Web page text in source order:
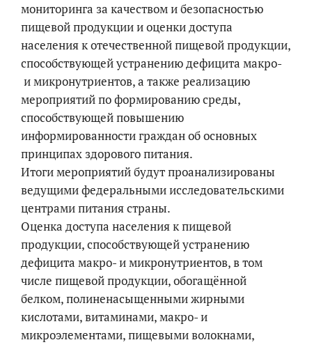
мониторинга за качеством и безопасностью
пищевой продукции и оценки доступа
населения к отечественной пищевой продукции,
способствующей устранению дефицита макро-
и микронутриентов, а также реализацию
мероприятий по формированию среды,
способствующей повышению
информированности граждан об основных
принципах здорового питания.
Итоги мероприятий будут проанализированы
ведущими федеральными исследовательскими
центрами питания страны.
Оценка доступа населения к пищевой
продукции, способствующей устранению
дефицита макро- и микронутриентов, в том
числе пищевой продукции, обогащённой
белком, полиненасыщенными жирными
кислотами, витаминами, макро- и
микроэлементами, пищевыми волокнами,